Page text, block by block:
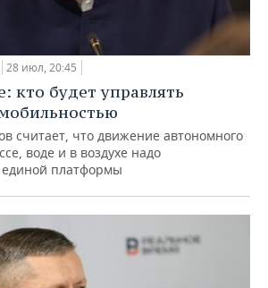
28 июл, 20:45
кто будет управлять
считает, что движение автономного
воде и в воздухе надо
единой платформы